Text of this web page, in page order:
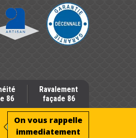
86
Ravalement
façade 86
On vous rappelle
immediatement